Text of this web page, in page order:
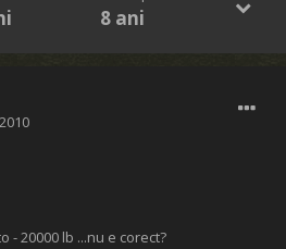
8 ani
- 20000 lb ...nu e corect?